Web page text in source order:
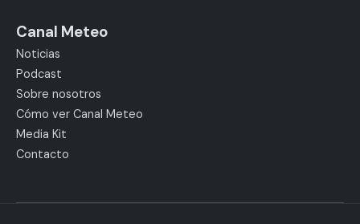
Canal Meteo
Noticias
Podcast
Sobre nosotros
Cómo ver Canal Meteo
Media Kit
Contacto